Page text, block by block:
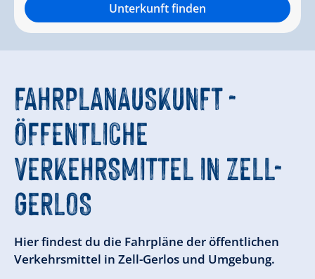
Unterkunft finden
FAHRPLANAUSKUNFT -
ÖFFENTLICHE
VERKEHRSMITTEL IN ZELL-
GERLOS
Hier findest du die Fahrpläne der öffentlichen
Verkehrsmittel in Zell-Gerlos und Umgebung.